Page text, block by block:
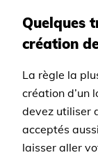
Quelques
création
La règle la
création d’un
devez utiliser
acceptés
laisser aller